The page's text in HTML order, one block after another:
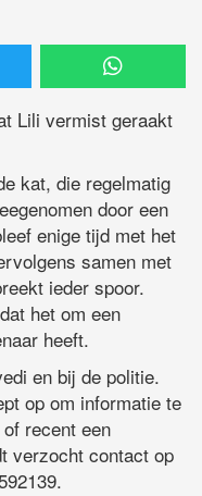
Lili vermist geraakt
kat, die regelmatig
door een
enige tijd met het
samen met
ieder spoor.
het om een
heeft.
en bij de politie.
op om informatie te
recent een
verzocht contact op